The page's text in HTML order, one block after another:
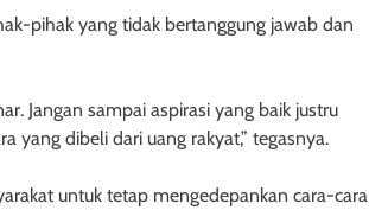
pihak yang tidak bertanggung jawab dan
Jangan sampai aspirasi yang baik justru
yang dibeli dari uang rakyat,” tegasnya.
untuk tetap mengedepankan cara-cara